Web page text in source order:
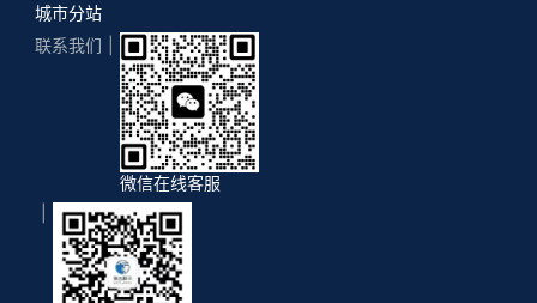
城市分站
联系我们
微信在线客服